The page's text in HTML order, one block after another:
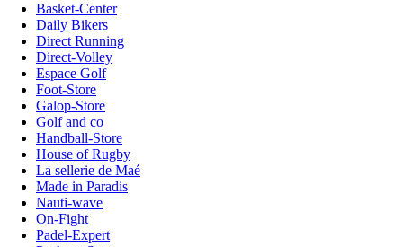
Basket-Center
Daily Bikers
Direct Running
Direct-Volley
Espace Golf
Foot-Store
Galop-Store
Golf and co
Handball-Store
House of Rugby
La sellerie de Maé
Made in Paradis
Nauti-wave
On-Fight
Padel-Expert